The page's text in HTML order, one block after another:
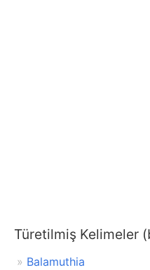
Türetilmiş Kelimeler
Balamuthia